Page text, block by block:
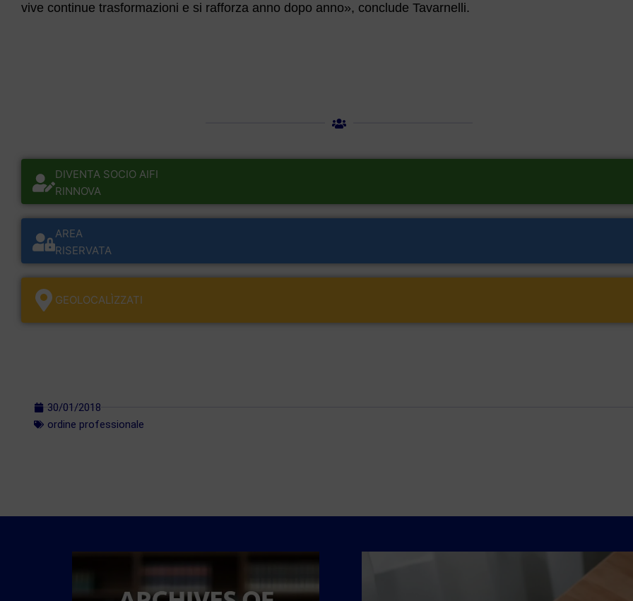
vive continue trasformazioni e si rafforza anno dopo anno», conclude Tavarnelli.
DIVENTA SOCIO AIFI
RINNOVA
AREA
RISERVATA
GEOLOCALÌZZATI
30/01/2018
ordine professionale